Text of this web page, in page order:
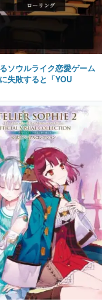
ソウルライク恋愛ゲーム
失敗すると「YOU